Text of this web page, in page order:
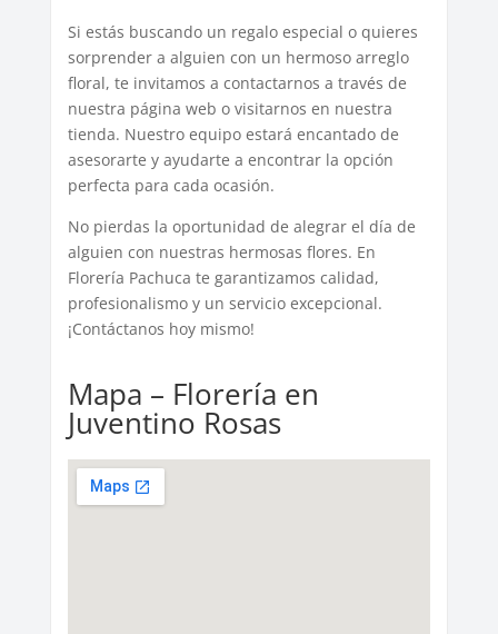
Si estás buscando un regalo especial o quieres
sorprender a alguien con un hermoso arreglo
floral, te invitamos a contactarnos a través de
nuestra página web o visitarnos en nuestra
tienda. Nuestro equipo estará encantado de
asesorarte y ayudarte a encontrar la opción
perfecta para cada ocasión.
No pierdas la oportunidad de alegrar el día de
alguien con nuestras hermosas flores. En
Florería Pachuca te garantizamos calidad,
profesionalismo y un servicio excepcional.
¡Contáctanos hoy mismo!
Mapa – Florería en
Juventino Rosas